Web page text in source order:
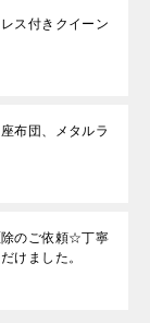
ス付きクイーン
布団、メタルラ
除のご依頼☆丁寧
けました。